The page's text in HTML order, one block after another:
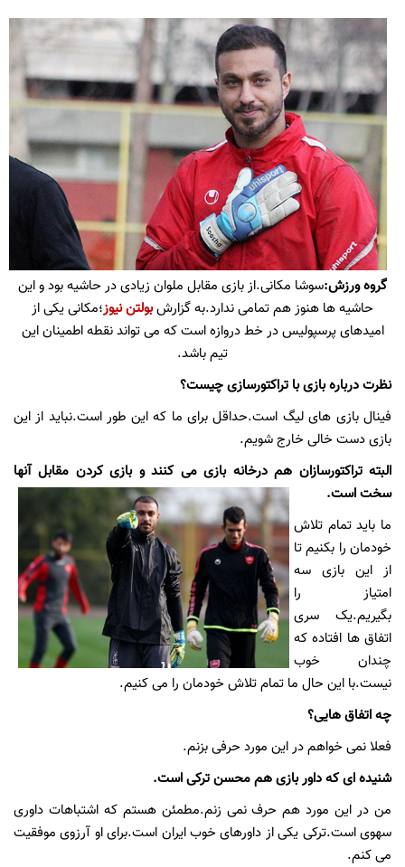
گروه ورزش:سوشا مکانی.از بازی مقابل ملوان زیادی در حاشیه بود و این
حاشیه ها هنوز هم تمامی ندارد.به گزارشبولتن نیوز؛مکانی یکی از
امیدهای پرسپولیس در خط دروازه است که می تواند نقطه اطمینان این
تیم باشد.
نظرت درباره بازی با تراکتورسازی چیست؟
فینال بازی های لیگ است.حداقل برای ما که این طور است.نباید از این
بازی دست خالی خارج شویم.
البته تراکتورسازان هم درخانه بازی می کنند و بازی کردن مقابل آنها
سخت است.
ما باید تمام تلاش
خودمان را بکنیم تا
از این بازی سه
امتیاز را
بگیریم.یک سری
اتفاق ها افتاده که
چندان خوب
نیست.با این حال ما تمام تلاش خودمان را می کنیم.
چه اتفاق هایی؟
فعلا نمی خواهم در این مورد حرفی بزنم.
شنیده ای که داور بازی هم محسن ترکی است.
من در این مورد هم حرف نمی زنم.مطمئن هستم که اشتباهات داوری
سهوی است.ترکی یکی از داورهای خوب ایران است.برای او آرزوی موفقیت
می کنم.